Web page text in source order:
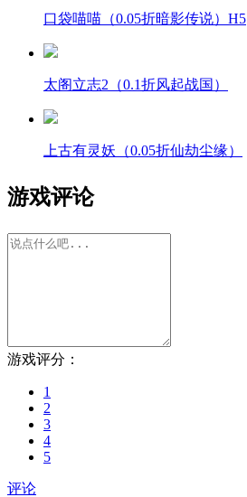
口袋喵喵（0.05折暗影传说）H5
太阁立志2（0.1折风起战国）
上古有灵妖（0.05折仙劫尘缘）
游戏评论
游戏评分：
1
2
3
4
5
评论